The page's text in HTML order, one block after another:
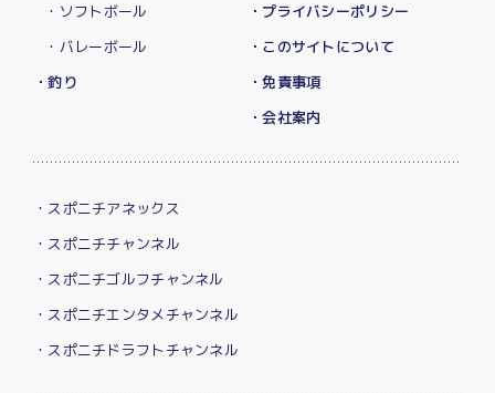
・ソフトボール
・バレーボール
・釣り
・プライバシーポリシー
・このサイトについて
・免責事項
・会社案内
・スポニチアネックス
・スポニチチャンネル
・スポニチゴルフチャンネル
・スポニチエンタメチャンネル
・スポニチドラフトチャンネル